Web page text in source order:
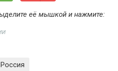
её мышкой и нажмите:
Россия